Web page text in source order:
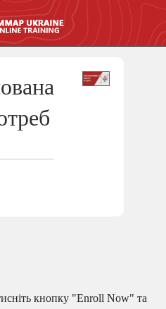
кнопку "Enroll Now" та